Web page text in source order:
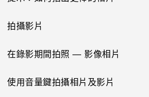
記憶卡
電池
切換手機開關
片及音樂
使用快速設定
認識手機設定
下載主題
將主題加入我的最愛
重新建立自己的主題
拍攝影片
在錄影期間拍照 — 影像相片
使用音量鍵拍攝相片及影片